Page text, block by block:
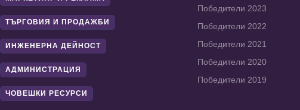
ТЪРГОВИЯ И ПРОДАЖБИ
ИНЖЕНЕРНА ДЕЙНОСТ
АДМИНИСТРАЦИЯ
ЧОВЕШКИ РЕСУРСИ
Победители 2023
Победители 2022
Победители 2021
Победители 2020
Победители 2019